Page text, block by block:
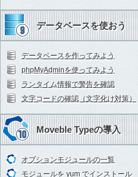
データベースを使おう
データベースを作ってみよう
phpMyAdminを使ってみよう
ランタイム情報で警告を確認
文字コードの確認（文字化け対策）
Moveble Typeの導入
オプションモジュールの一覧
モジュールを yum でインストール